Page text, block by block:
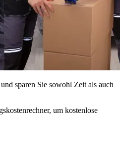
sparen Sie sowohl Zeit als auch
um kostenlose